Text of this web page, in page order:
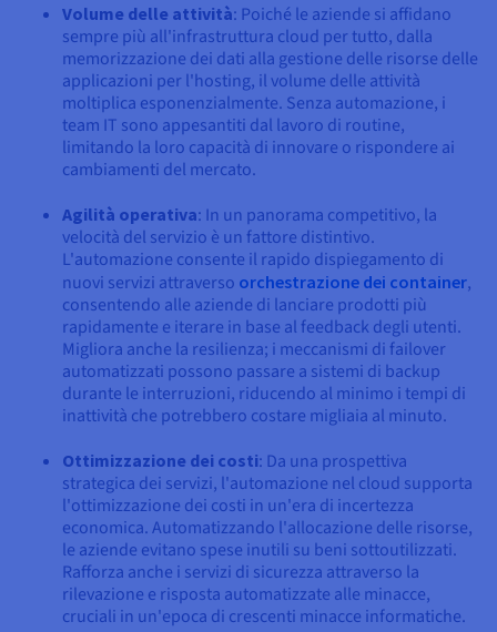
Volume delle attività: Poiché le aziende si affidano
sempre più all'infrastruttura cloud per tutto, dalla
memorizzazione dei dati alla gestione delle risorse delle
applicazioni per l'hosting, il volume delle attività
moltiplica esponenzialmente. Senza automazione, i
team IT sono appesantiti dal lavoro di routine,
limitando la loro capacità di innovare o rispondere ai
cambiamenti del mercato.
Agilità operativa: In un panorama competitivo, la
velocità del servizio è un fattore distintivo.
L'automazione consente il rapido dispiegamento di
nuovi servizi attraverso orchestrazione dei container,
consentendo alle aziende di lanciare prodotti più
rapidamente e iterare in base al feedback degli utenti.
Migliora anche la resilienza; i meccanismi di failover
automatizzati possono passare a sistemi di backup
durante le interruzioni, riducendo al minimo i tempi di
inattività che potrebbero costare migliaia al minuto.
Ottimizzazione dei costi: Da una prospettiva
strategica dei servizi, l'automazione nel cloud supporta
l'ottimizzazione dei costi in un'era di incertezza
economica. Automatizzando l'allocazione delle risorse,
le aziende evitano spese inutili su beni sottoutilizzati.
Rafforza anche i servizi di sicurezza attraverso la
rilevazione e risposta automatizzate alle minacce,
cruciali in un'epoca di crescenti minacce informatiche.